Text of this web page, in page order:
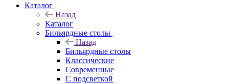
Каталог
Назад
Каталог
Бильярдные столы
Назад
Бильярдные столы
Классические
Современные
С подсветкой